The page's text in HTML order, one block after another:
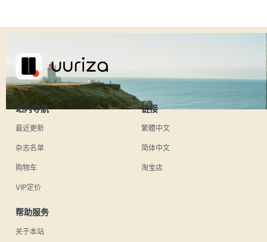
站内导航
最近更新
杂志名单
购物车
VIP定价
链接
繁體中文
简体中文
淘宝店
帮助服务
关于本站